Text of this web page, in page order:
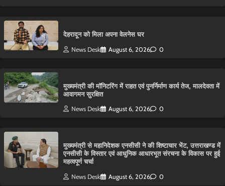
देहरादून को मिला अपना वेलनेस घर
News Desk August 6, 2026 0
मुख्यमंत्री की मॉनिटरिंग में राहत एवं पुनर्निर्माण कार्य तेज, मालदेवता में
आवागमन सुरक्षित
News Desk August 6, 2026 0
मुख्यमंत्री से महानिदेशक एनसीसी ने की शिष्टाचार भेंट, उत्तराखण्ड में
एनसीसी के विस्तार एवं आधुनिक आधारभूत संरचना के विकास पर हुई
महत्वपूर्ण चर्चा
News Desk August 6, 2026 0